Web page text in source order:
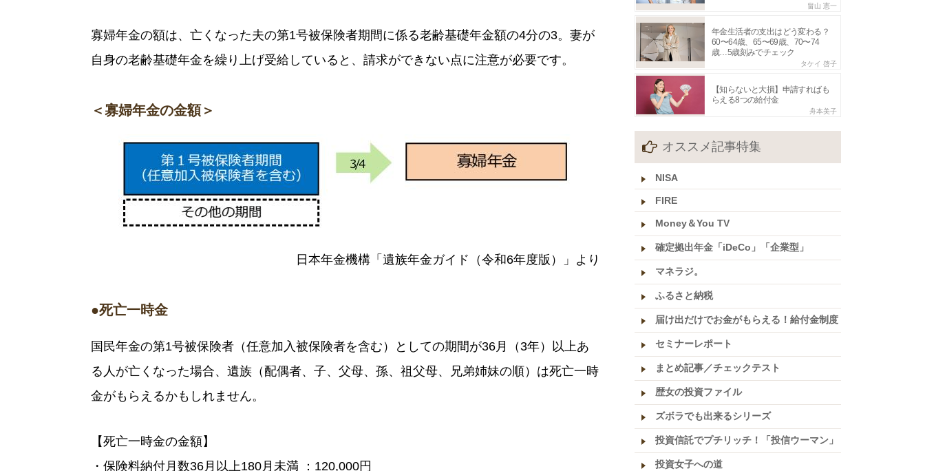
寡婦年金の額は、亡くなった夫の第1号被保険者期間に係る老齢基礎年金額の4分の3。妻が
自身の老齢基礎年金を繰り上げ受給していると、請求ができない点に注意が必要です。
＜寡婦年金の金額＞
日本年金機構「遺族年金ガイド（令和6年度版）」より
●死亡一時金
国民年金の第1号被保険者（任意加入被保険者を含む）としての期間が36月（3年）以上あ
る人が亡くなった場合、遺族（配偶者、子、父母、孫、祖父母、兄弟姉妹の順）は死亡一時
金がもらえるかもしれません。
【死亡一時金の金額】
・保険料納付月数36月以上180月未満 ：120,000円
畠山 憲一
年金生活者の支出はどう変わる？
60〜64歳、65〜69歳、70〜74
歳…5歳刻みでチェック
タケイ 啓子
【知らないと大損】申請すればも
らえる8つの給付金
舟本美子
オススメ記事特集
NISA
FIRE
Money＆You TV
確定拠出年金「iDeCo」「企業型」
マネラジ。
ふるさと納税
届け出だけでお金がもらえる！給付金制度
セミナーレポート
まとめ記事／チェックテスト
歴女の投資ファイル
ズボラでも出来るシリーズ
投資信託でプチリッチ！「投信ウーマン」
投資女子への道